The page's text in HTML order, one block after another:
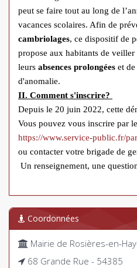
peut se faire tout au long de
vacances scolaires. Afin de
cambriolages, ce dispositif de
propose aux habitants de
leurs absences prolongées et
d'anomalie.
II. Comment s'inscrire?
Depuis le 20 juin 2022, cette
Vous pouvez vous inscrire par
https://www.service-public.fr/
ou contacter votre brigade de
Un renseignement, une
Coordonnées
Mairie de Rosières-en-
68 Grande Rue - 54385